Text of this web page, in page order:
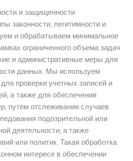
и защищенности
законности, легитимности и
и обрабатываем минимальное
ограниченного объема задач
и административные меры для
данных. Мы используем
проверки учетных записей и
а также для обеспечения
путем отслеживания случаев
подозрительной или
деятельности, а также
или политик. Такая обработка
интересе в обеспечении